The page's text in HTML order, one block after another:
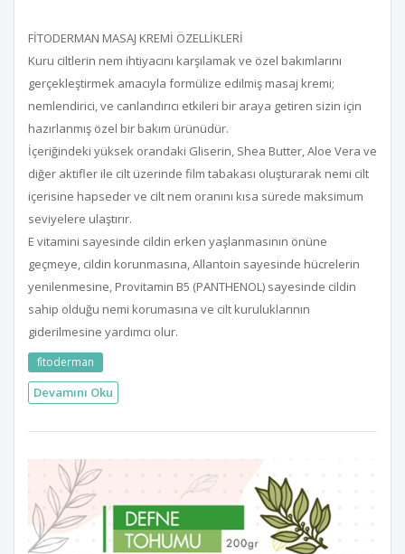
FİTODERMAN MASAJ KREMİ ÖZELLİKLERİ
Kuru ciltlerin nem ihtiyacını karşılamak ve özel bakımlarını
gerçekleştirmek amacıyla formülize edilmiş masaj kremi;
nemlendirici, ve canlandırıcı etkileri bir araya getiren sizin için
hazırlanmış özel bir bakım ürünüdür.
İçeriğindeki yüksek orandaki Gliserin, Shea Butter, Aloe Vera ve
diğer aktifler ile cilt üzerinde film tabakası oluşturarak nemi cilt
içerisine hapseder ve cilt nem oranını kısa sürede maksimum
seviyelere ulaştırır.
E vitamini sayesinde cildin erken yaşlanmasının önüne
geçmeye, cildin korunmasına, Allantoin sayesinde hücrelerin
yenilenmesine, Provitamin B5 (PANTHENOL) sayesinde cildin
sahip olduğu nemi korumasına ve cilt kuruluklarının
giderilmesine yardımcı olur.
fi̇toderman
Devamını Oku